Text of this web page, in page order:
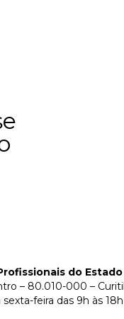
do Estado
– 80.010-000 –
feira das 9h às 18h